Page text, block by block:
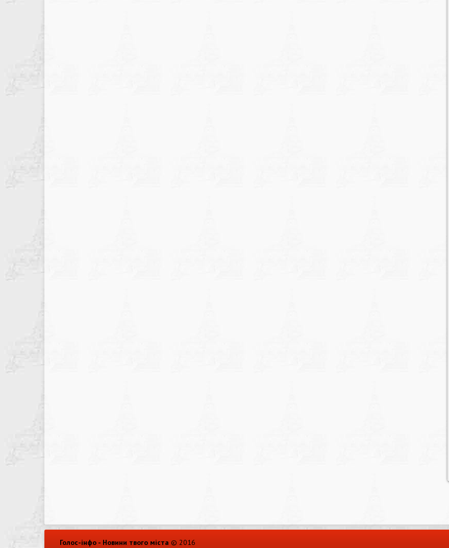
Голос-інфо - Новини твого міста © 2016